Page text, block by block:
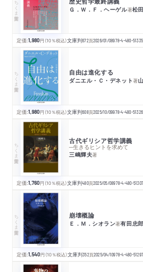
ちくま学芸文庫 Ｇ．Ｗ．Ｆ．ヘーゲル著松
定価:1,980円 （10％税込）文庫判672頁2026/01/08978-4-480-
ちくま学芸文庫 自由は進化する
ダニエル・Ｃ・デネット著
定価:1,980円 （10％税込）文庫判608頁2025/10/09978-4-480-
ちくま学芸文庫 古代ギリシア哲学講義
─生きるヒントを求めて
三嶋輝夫著
定価:1,760円 （10％税込）文庫判480頁2025/05/08978-4-480-
ちくま学芸文庫 崩壊概論
Ｅ．Ｍ．シオラン著有田忠郎
定価:1,540円 （10％税込）文庫判352頁2025/04/10978-4-480-